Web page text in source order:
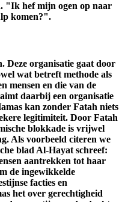
"Ik hef mijn ogen op naar
komen?".
Deze organisatie gaat door
wat betreft methode als
mensen en die van de
daarbij een organisatie
kan zonder Fatah niets
legitimiteit. Door Fatah
blokkade is vrijwel
Als voorbeeld citeren we
blad Al-Hayat schreef:
aantrekken tot haar
de ingewikkelde
facties en
het over gerechtigheid